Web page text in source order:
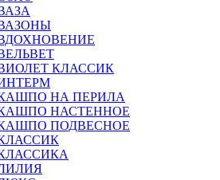
КЛАССИК
НА ПЕРИЛА
НАСТЕННОЕ
ПОДВЕСНОЕ